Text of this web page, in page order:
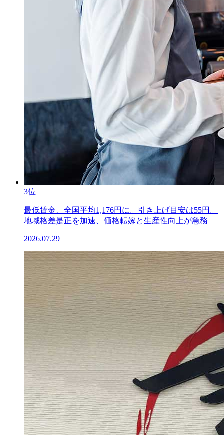
3位
最低賃金、全国平均1,176円に。引き上げ目安は55円。
地域格差是正を加速、価格転嫁と生産性向上が急務
2026.07.29